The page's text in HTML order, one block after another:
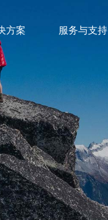
方案 服务与支持